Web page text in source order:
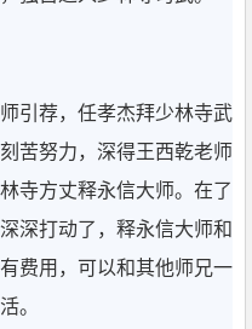
引荐，任孝杰拜少林寺武
苦努力，深得王西乾老师
寺方丈释永信大师。在了
深打动了，释永信大师和
费用，可以和其他师兄一
。